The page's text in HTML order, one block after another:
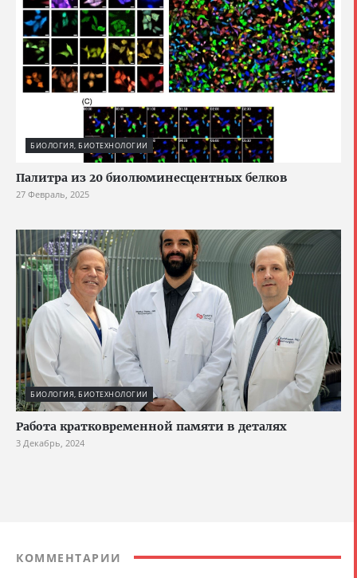
БИОЛОГИЯ, БИОТЕХНОЛОГИИ
Палитра из 20 биолюминесцентных белков
27 Февраль, 2025
БИОЛОГИЯ, БИОТЕХНОЛОГИИ
Работа кратковременной памяти в деталях
3 Декабрь, 2024
КОММЕНТАРИИ